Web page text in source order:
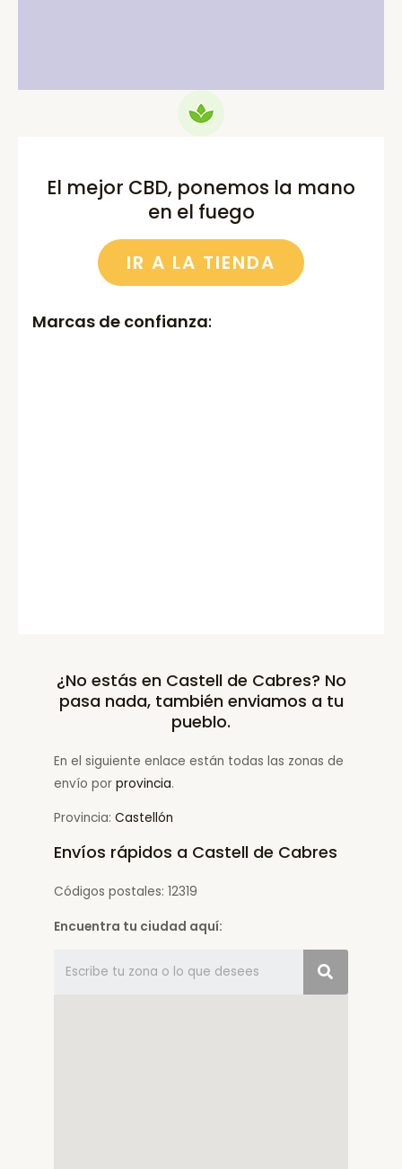
El mejor CBD, ponemos la mano
en el fuego
IR A LA TIENDA
Marcas de confianza:
¿No estás en Castell de Cabres? No
pasa nada, también enviamos a tu
pueblo.
En el siguiente enlace están todas las zonas de
envío por provincia.
Provincia: Castellón
Envíos rápidos a Castell de Cabres
Códigos postales: 12319
Encuentra tu ciudad aquí: